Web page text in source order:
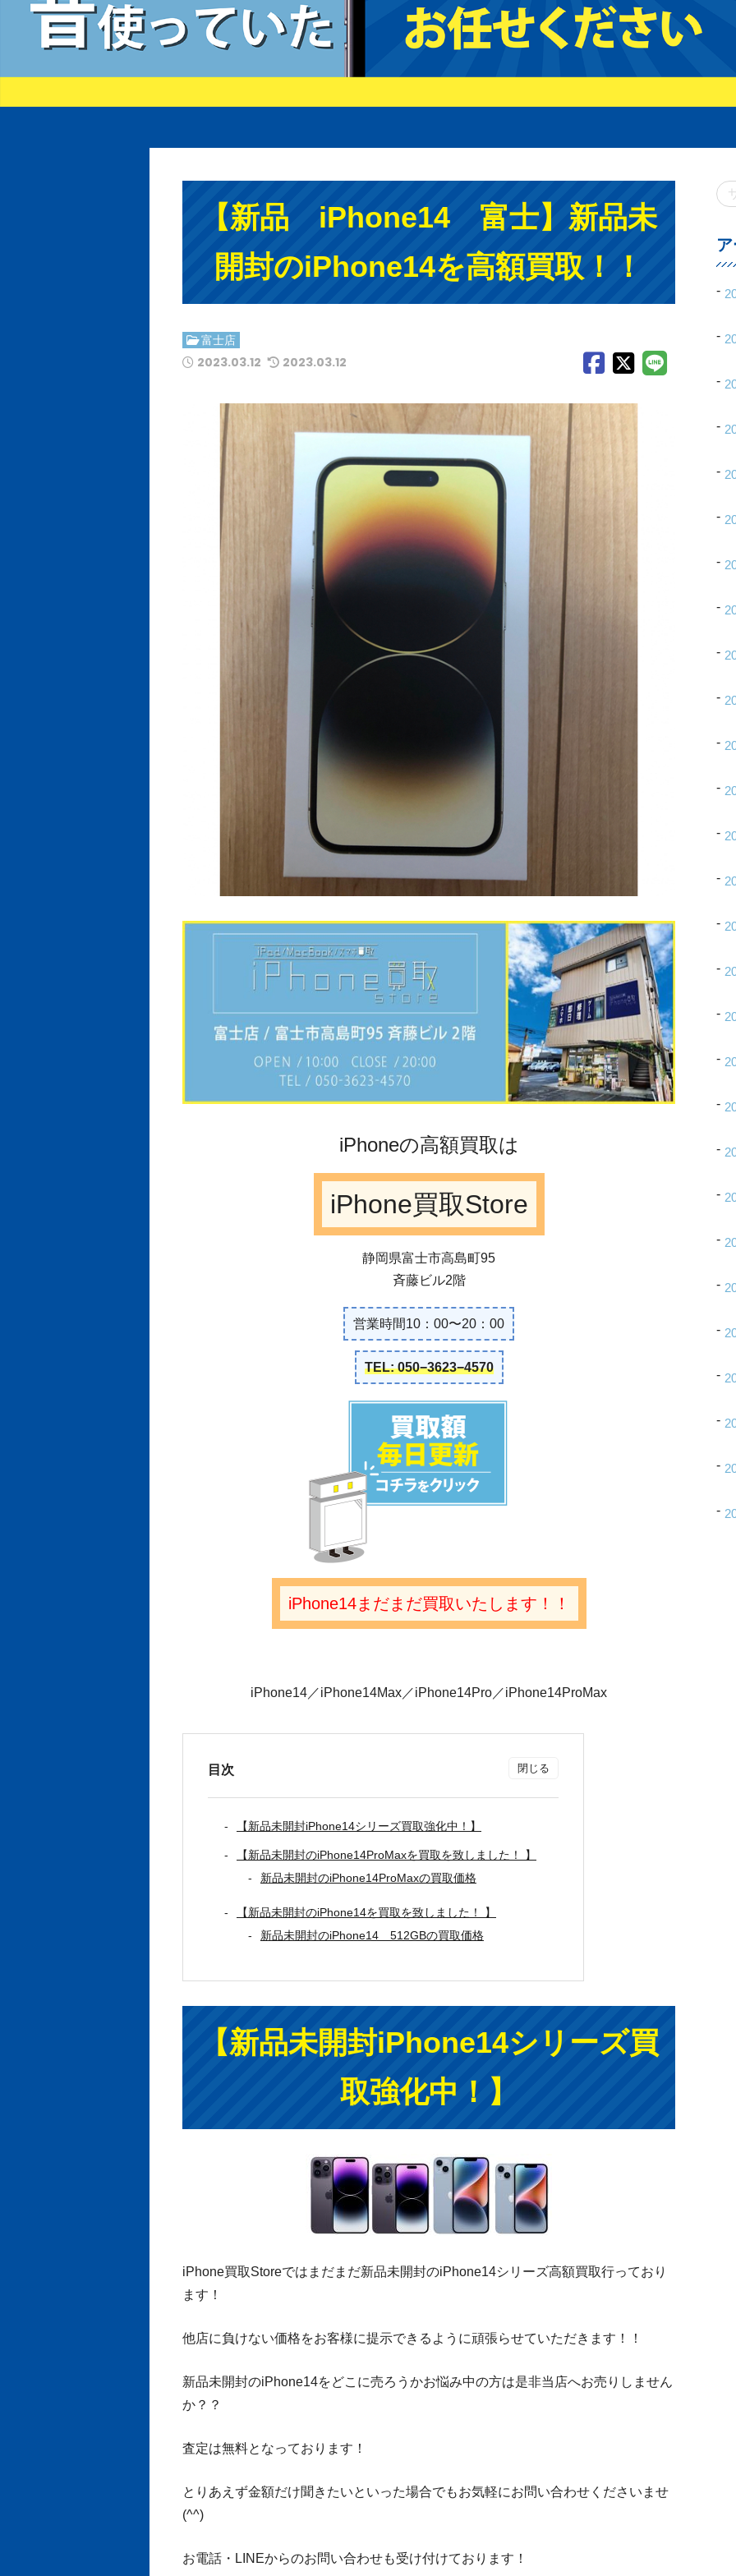
【新品 iPhone14 富士】新品未
開封のiPhone14を高額買取！！
富士店
2023.03.12 2023.03.12
iPhoneの高額買取は
iPhone買取Store
静岡県富士市高島町95
斉藤ビル2階
営業時間10：00〜20：00
TEL: 050−3623−4570
iPhone14まだまだ買取いたします！！
iPhone14／iPhone14Max／iPhone14Pro／iPhone14ProMax
目次
【新品未開封iPhone14シリーズ買取強化中！】
【新品未開封のiPhone14ProMaxを買取を致しました！ 】
新品未開封のiPhone14ProMaxの買取価格
【新品未開封のiPhone14を買取を致しました！ 】
新品未開封のiPhone14 512GBの買取価格
【新品未開封iPhone14シリーズ買
取強化中！】
iPhone買取Storeではまだまだ新品未開封のiPhone14シリーズ高額買取行っており
ます！
他店に負けない価格をお客様に提示できるように頑張らせていただきます！！
新品未開封のiPhone14をどこに売ろうかお悩み中の方は是非当店へお売りしません
か？？
査定は無料となっております！
とりあえず金額だけ聞きたいといった場合でもお気軽にお問い合わせくださいませ
(^^)
お電話・LINEからのお問い合わせも受け付けております！